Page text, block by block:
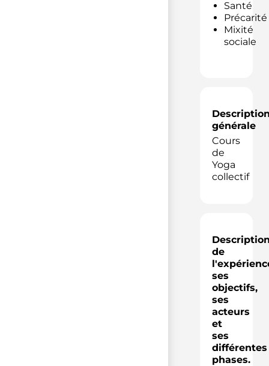
Santé
Précarité
Mixité
sociale
générale
Cours
de
Yoga
collectif
de
ses
objectifs,
ses
acteurs
et
ses
différentes
phases.